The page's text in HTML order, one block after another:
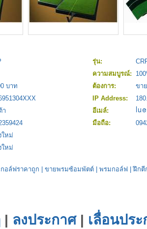
รุ่น:
ความสมบูรณ์:
บาท ต้องการ:
ขาย
IP Address:
า
อีเมล์:
มือถือ:
ใหม่
ใหม่
อล์ฟราคาถูก ขายพรมซ้อมพัตต์ พรมกอล์ฟ |ฝึกตี
| ลงประกาศ| เลื่อนปร